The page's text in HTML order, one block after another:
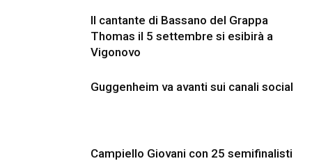
Il cantante di Bassano del Grappa
Thomas il 5 settembre si esibirà a
Vigonovo
Guggenheim va avanti sui canali social
Campiello Giovani con 25 semifinalisti